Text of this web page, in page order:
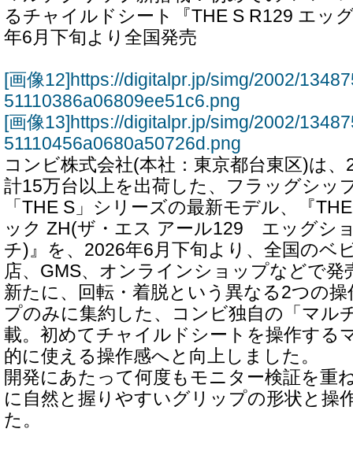
るチャイルドシート『THE S R129 エッ
年6月下旬より全国発売
[画像12]https://digitalpr.jp/simg/2002/
51110386a06809ee51c6.png
[画像13]https://digitalpr.jp/simg/2002/
51110456a0680a50726d.png
コンビ株式会社(本社：東京都台東区)は
計15万台以上を出荷した、フラッグシッ
「THE S」シリーズの最新モデル、『
ック ZH(ザ・エス アール129 エッグシ
チ)』を、2026年6月下旬より、全国のベ
店、GMS、オンラインショップなどで発
新たに、回転・着脱という異なる2つの
プのみに集約した、コンビ独自の「マル
載。初めてチャイルドシートを操作する
的に使える操作感へと向上しました。
開発にあたって何度もモニター検証を重
に自然と握りやすいグリップの形状と操
た。